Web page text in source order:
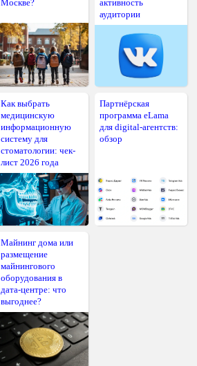
Москве?
активность
аудитории
Как выбрать
медицинскую
информационную
систему для
стоматологии: чек-
лист 2026 года
Партнёрская
программа eLama
для digital-агентств:
обзор
Майнинг дома или
размещение
майнингового
оборудования в
дата-центре: что
выгоднее?